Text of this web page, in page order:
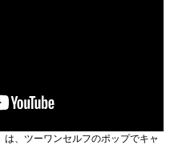
、ツーワンセルフのポップでキャ